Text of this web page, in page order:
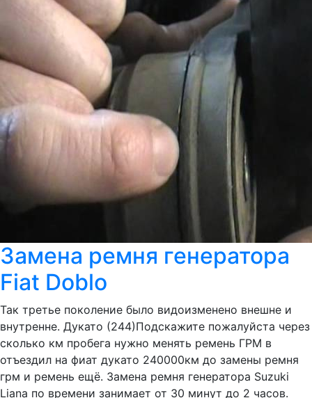
Замена ремня генератора
Fiat Doblo
Так третье поколение было видоизменено внешне и
внутренне. Дукато (244)Подскажите пожалуйста через
сколько км пробега нужно менять ремень ГРМ в
отъездил на фиат дукато 240000км до замены ремня
грм и ремень ещё. Замена ремня генератора Suzuki
Liana по времени занимает от 30 минут до 2 часов.